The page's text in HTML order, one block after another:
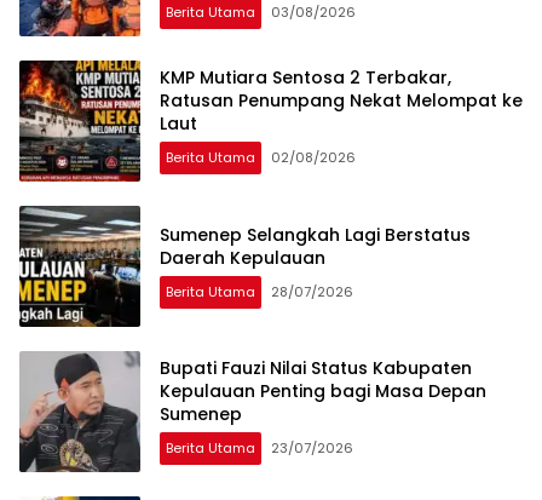
Berita Utama 03/08/2026
KMP Mutiara Sentosa 2 Terbakar,
Ratusan Penumpang Nekat Melompat ke
Laut
Berita Utama 02/08/2026
Sumenep Selangkah Lagi Berstatus
Daerah Kepulauan
Berita Utama 28/07/2026
Bupati Fauzi Nilai Status Kabupaten
Kepulauan Penting bagi Masa Depan
Sumenep
Berita Utama 23/07/2026